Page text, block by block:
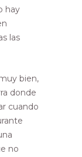
hay
las
bien,
donde
cuando
no